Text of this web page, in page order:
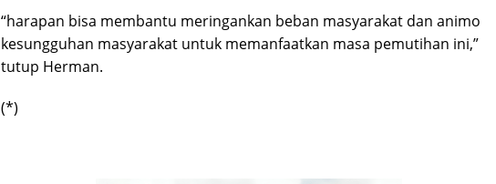
“harapan bisa membantu meringankan beban masyarakat dan animo
kesungguhan masyarakat untuk memanfaatkan masa pemutihan ini,”
tutup Herman.
(*)